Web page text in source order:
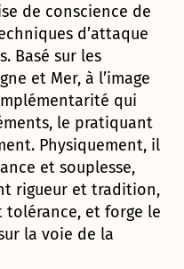
de conscience de
d’attaque
Basé sur les
et Mer, à l’image
qui
le pratiquant
Physiquement, il
et souplesse,
rigueur et tradition,
tolérance, et forge le
la voie de la